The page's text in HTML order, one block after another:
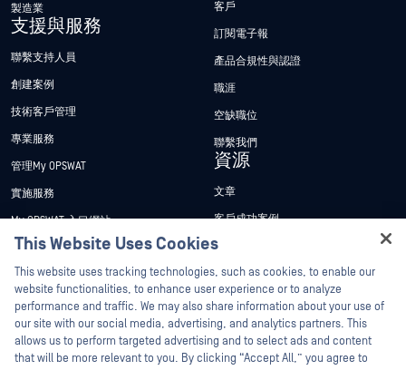
製造業
支援與服務
聯繫支持人員
創建案例
技術客戶管理
專業服務
管理My OPSWAT
實施服務
My OPSWAT 入口網站
技術檔案
訓練
漏洞通報計畫
合作夥伴
認證
客戶
訂閱電子報
產品合規性與認證
職涯
空缺職位
聯繫我們
資源
文章
客戶成功案例
新聞稿
新聞報導
網路研討會
產品型錄
This Website Uses Cookies
This website uses tracking technologies, such as cookies, to enable our
website functionalities, to enhance user experience or to analyze
performance and traffic. We may also share information about your use of
our site with our social media, advertising, and analytics partners. This
allows us to perform targeted advertising and to select ads and content
that will be more relevant to you. By clicking “Accept All,” you agree to
Hey there!
I'm Ozzy, your OPSWAT virtual assistant.
How can I help you secure what's critical
today?